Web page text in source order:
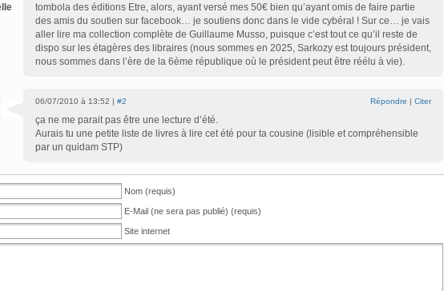
tombola des éditions Etre, alors, ayant versé mes 50€ bien qu’ayant omis de faire partie
des amis du soutien sur facebook… je soutiens donc dans le vide cybéral ! Sur ce… je vais
aller lire ma collection complète de Guillaume Musso, puisque c’est tout ce qu’il reste de
dispo sur les étagères des libraires (nous sommes en 2025, Sarkozy est toujours président,
nous sommes dans l’ère de la 6ème république où le président peut être réélu à vie).
06/07/2010 à 13:52 | #2 Répondre | Citer
ça ne me parait pas être une lecture d’été.
Aurais tu une petite liste de livres à lire cet été pour ta cousine (lisible et compréhensible
par un quidam STP)
Nom (requis)
E-Mail (ne sera pas publié) (requis)
Site internet